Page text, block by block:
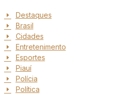
Destaques
Brasil
Cidades
Entretenimento
Esportes
Piauí
Polícia
Política